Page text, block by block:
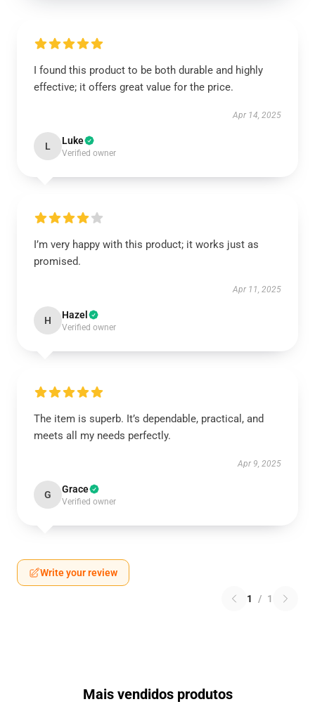
I found this product to be both durable and highly
effective; it offers great value for the price.
Apr 14, 2025
L Luke
Verified owner
I’m very happy with this product; it works just as
promised.
Apr 11, 2025
H Hazel
Verified owner
The item is superb. It’s dependable, practical, and
meets all my needs perfectly.
Apr 9, 2025
G Grace
Verified owner
Write your review
1 / 1
Mais vendidos produtos